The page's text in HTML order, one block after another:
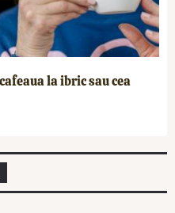
la ibric sau cea